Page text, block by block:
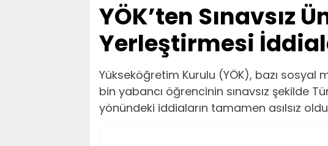
YÖK’ten Sınavsız
Yerleştirmesi
Yükseköğretim Kurulu (YÖK), bazı sosyal
bin yabancı öğrencinin sınavsız şekilde
yönündeki iddiaların tamamen asılsız